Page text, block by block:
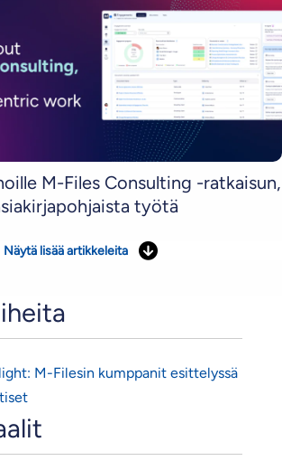
M-Files Consulting -ratkaisun,
työtä
Näytä lisää artikkeleita
M-Filesin kumppanit esittelyssä